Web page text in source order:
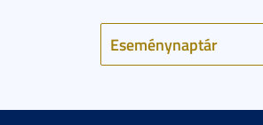
Eseménynaptár